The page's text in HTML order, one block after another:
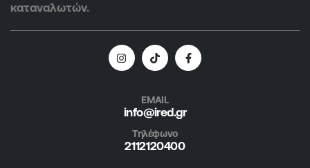
καταναλωτών.
EMAIL
info@ired.gr
Τηλέφωνο
2112120400